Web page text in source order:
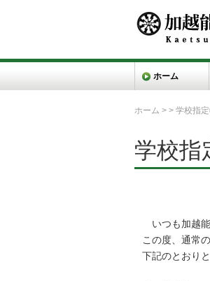
ホーム
ホーム > > 学校指
学校指
いつも加越能
この度、通常
下記のとおり